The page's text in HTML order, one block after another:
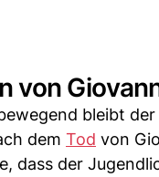
von
bleibt
dem Tod von
dass der